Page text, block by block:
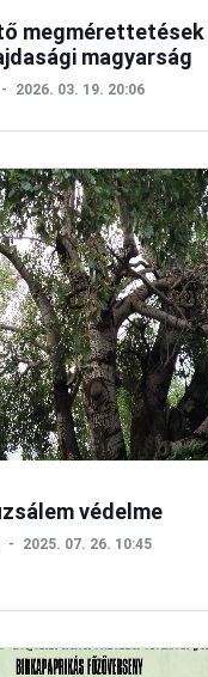
megmérettetések
magyarság
2026. 03. 19. 20:06
védelme
2025. 07. 26. 10:45